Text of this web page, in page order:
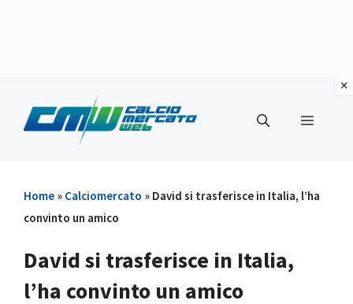
contenuto
Menu
Home » Calciomercato » David si trasferisce in Italia, l’ha
convinto un amico
David si trasferisce in Italia,
l’ha convinto un amico